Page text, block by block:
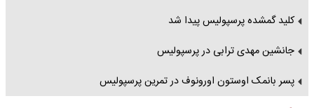
کلید گمشده پرسپولیس پیدا شد
جانشین مهدی ترابی در پرسپولیس
پسر بانمک اوستون اورونوف در تمرین پرسپولیس